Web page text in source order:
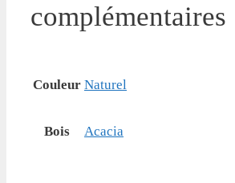
complémentaires
Couleur Naturel
Bois Acacia